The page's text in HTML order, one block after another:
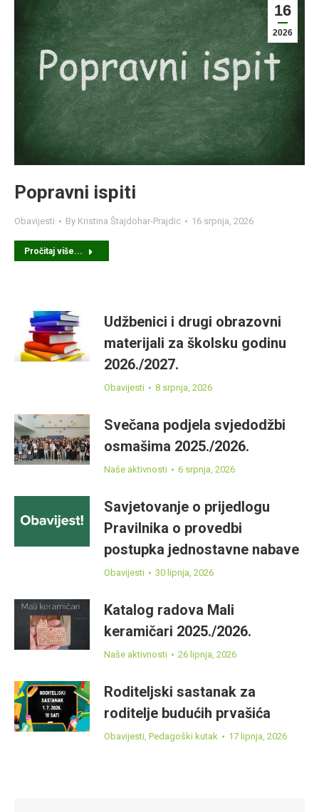
16
2026
Popravni ispiti
Obavijesti By Kristina Štajdohar-Prajdic 16 srpnja, 2026
Pročitaj više...
Udžbenici i drugi obrazovni
materijali za školsku godinu
2026./2027.
Obavijesti 8 srpnja, 2026
Svečana podjela svjedodžbi
osmašima 2025./2026.
Naše aktivnosti 6 srpnja, 2026
Savjetovanje o prijedlogu
Pravilnika o provedbi
postupka jednostavne nabave
Obavijesti 30 lipnja, 2026
Katalog radova Mali
keramičari 2025./2026.
Naše aktivnosti 26 lipnja, 2026
Roditeljski sastanak za
roditelje budućih prvašića
Obavijesti,Pedagoški kutak 17 lipnja, 2026